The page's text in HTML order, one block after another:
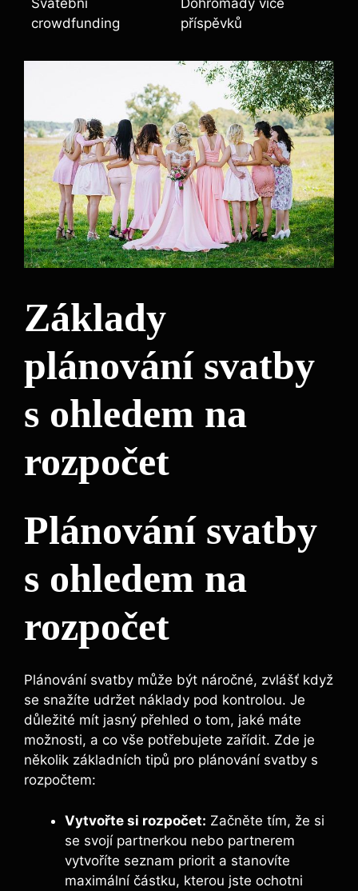
crowdfunding
příspěvků
Základy
plánování svatby
s ohledem na
rozpočet
Plánování svatby
s ohledem na
rozpočet
Plánování svatby může být náročné, zvlášť když
se snažíte udržet náklady pod kontrolou. Je
důležité mít jasný přehled o tom, jaké máte
možnosti, a co vše potřebujete zařídit. Zde je
několik základních tipů pro plánování svatby s
rozpočtem:
Vytvořte si rozpočet: Začněte tím, že si
se svojí partnerkou nebo partnerem
vytvoříte seznam priorit a stanovíte
maximální částku, kterou jste ochotni